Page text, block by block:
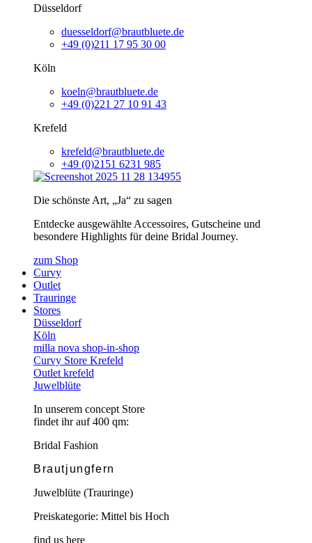
Düsseldorf
duesseldorf@brautbluete.de
+49 (0)211 17 95 30 00
Köln
koeln@brautbluete.de
+49 (0)221 27 10 91 43
Krefeld
krefeld@brautbluete.de
+49 (0)2151 6231 985
Die schönste Art, „Ja“ zu sagen
Entdecke ausgewählte Accessoires, Gutscheine und
besondere Highlights für deine Bridal Journey.
zum Shop
Curvy
Outlet
Trauringe
Stores
Düsseldorf
Köln
milla nova shop-in-shop
Curvy Store Krefeld
Outlet krefeld
Juwelblüte
In unserem concept Store
findet ihr auf 400 qm:
Bridal Fashion
Brautjungfern
Juwelblüte (Trauringe)
Preiskategorie: Mittel bis Hoch
find us here